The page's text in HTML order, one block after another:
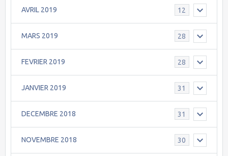
AVRIL 2019 12
MARS 2019 28
FEVRIER 2019 28
JANVIER 2019 31
DECEMBRE 2018 31
NOVEMBRE 2018 30